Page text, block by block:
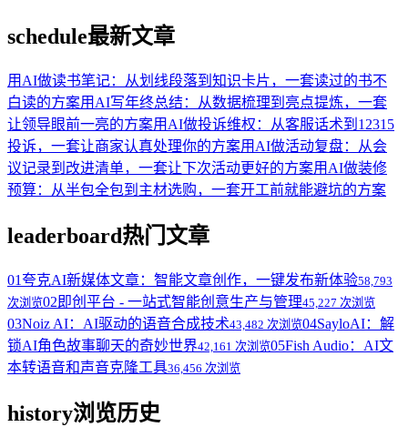
schedule最新文章
用AI做读书笔记：从划线段落到知识卡片，一套读过的书不
白读的方案用AI写年终总结：从数据梳理到亮点提炼，一套
让领导眼前一亮的方案用AI做投诉维权：从客服话术到12315
投诉，一套让商家认真处理你的方案用AI做活动复盘：从会
议记录到改进清单，一套让下次活动更好的方案用AI做装修
预算：从半包全包到主材选购，一套开工前就能避坑的方案
leaderboard热门文章
01夸克AI新媒体文章：智能文章创作，一键发布新体验58,793
次浏览02 即创平台 - 一站式智能创意生产与管理45,227 次浏览
03Noiz AI：AI驱动的语音合成技术43,482 次浏览04SayloAI：解
锁AI角色故事聊天的奇妙世界42,161 次浏览05Fish Audio：AI文
本转语音和声音克隆工具36,456 次浏览
history浏览历史